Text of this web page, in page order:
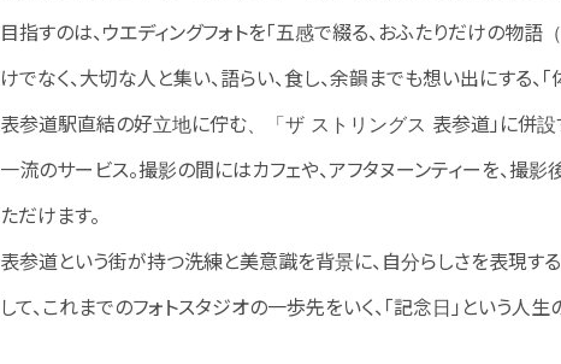
目指すのは、ウエディングフォトを「五感で綴る、おふたりだけの物
けでなく、大切な人と集い、語らい、食し、余韻までも想い出にする、
表参道駅直結の好立地に佇む、「ザ ストリングス 表参道」に併設
一流のサービス。撮影の間にはカフェや、アフタヌーンティーを、
ただけます。
表参道という街が持つ洗練と美意識を背景に、自分らしさを表現す
して、これまでのフォトスタジオの一歩先をいく、「記念日」という